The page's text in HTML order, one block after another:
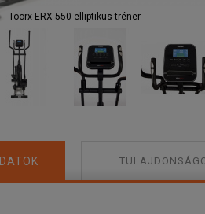
Toorx ERX-550 elliptikus tréner